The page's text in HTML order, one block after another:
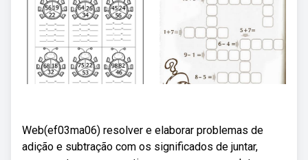
Web(ef03ma06) resolver e elaborar problemas de
adição e subtração com os significados de juntar,